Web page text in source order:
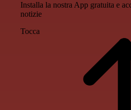
Installa la nostra App gratuita e
notizie
Tocca